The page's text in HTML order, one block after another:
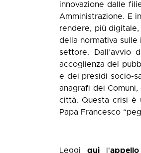
innovazione dalle
Amministrazione. E
rendere, più
della normativa
settore. Dall’avvio
accoglienza del
e dei presidi socio-
anagrafi dei
città. Questa crisi è
Papa Francesco
Leggiqui l'appello